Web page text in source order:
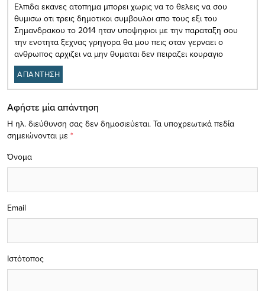
Ελπιδα εκανες ατοπημα μπορει χωρις να το θελεις να σου
θυμισω οτι τρεις δημοτικοι συμβουλοι απο τους εξι του
Σημανδρακου το 2014 ηταν υποψηφιοι με την παραταξη σου
την ενοτητα ξεχνας γρηγορα θα μου πεις οταν γερναει ο
ανθρωπος αρχιζει να μην θυμαται δεν πειραζει κουραγιο
ΑΠΑΝΤΗΣΗ
Αφήστε μία απάντηση
Η ηλ. διεύθυνση σας δεν δημοσιεύεται. Τα υποχρεωτικά πεδία
σημειώνονται με *
Όνομα
Email
Ιστότοπος